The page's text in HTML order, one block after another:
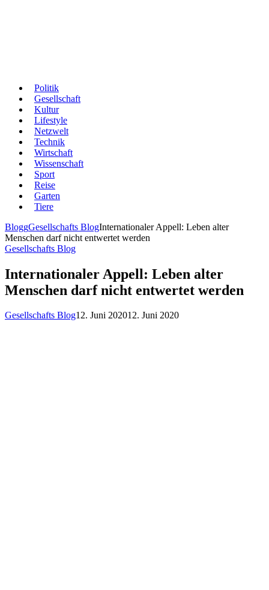
Politik
Gesellschaft
Kultur
Lifestyle
Netzwelt
Technik
Wirtschaft
Wissenschaft
Sport
Reise
Garten
Tiere
BloggGesellschafts BlogInternationaler Appell: Leben alter
Menschen darf nicht entwertet werden
Gesellschafts Blog
Internationaler Appell: Leben alter
Menschen darf nicht entwertet werden
Gesellschafts Blog12. Juni 202012. Juni 2020